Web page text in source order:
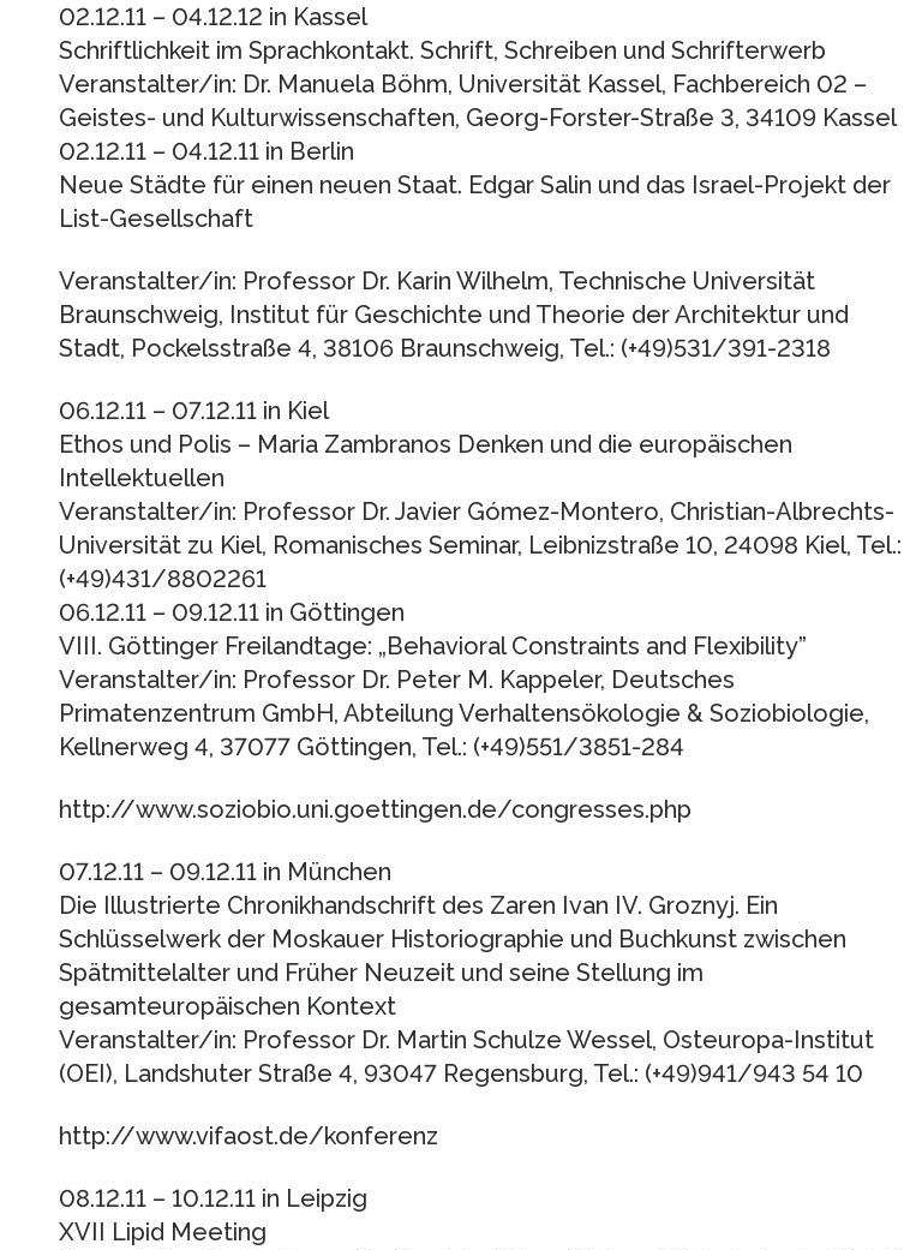
02.12.11 – 04.12.12 in Kassel
Schriftlichkeit im Sprachkontakt. Schrift, Schreiben und Schrifterwerb
Veranstalter/in: Dr. Manuela Böhm, Universität Kassel, Fachbereich 02 –
Geistes- und Kulturwissenschaften, Georg-Forster-Straße 3, 34109 Kassel
02.12.11 – 04.12.11 in Berlin
Neue Städte für einen neuen Staat. Edgar Salin und das Israel-Projekt der
List-Gesellschaft
Veranstalter/in: Professor Dr. Karin Wilhelm, Technische Universität
Braunschweig, Institut für Geschichte und Theorie der Architektur und
Stadt, Pockelsstraße 4, 38106 Braunschweig, Tel.: (+49)531/391-2318
06.12.11 – 07.12.11 in Kiel
Ethos und Polis – Maria Zambranos Denken und die europäischen
Intellektuellen
Veranstalter/in: Professor Dr. Javier Gómez-Montero, Christian-Albrechts-
Universität zu Kiel, Romanisches Seminar, Leibnizstraße 10, 24098 Kiel, Tel.:
(+49)431/8802261
06.12.11 – 09.12.11 in Göttingen
VIII. Göttinger Freilandtage: „Behavioral Constraints and Flexibility”
Veranstalter/in: Professor Dr. Peter M. Kappeler, Deutsches
Primatenzentrum GmbH, Abteilung Verhaltensökologie & Soziobiologie,
Kellnerweg 4, 37077 Göttingen, Tel.: (+49)551/3851-284
http://www.soziobio.uni.goettingen.de/congresses.php
07.12.11 – 09.12.11 in München
Die Illustrierte Chronikhandschrift des Zaren Ivan IV. Groznyj. Ein
Schlüsselwerk der Moskauer Historiographie und Buchkunst zwischen
Spätmittelalter und Früher Neuzeit und seine Stellung im
gesamteuropäischen Kontext
Veranstalter/in: Professor Dr. Martin Schulze Wessel, Osteuropa-Institut
(OEI), Landshuter Straße 4, 93047 Regensburg, Tel.: (+49)941/943 54 10
http://www.vifaost.de/konferenz
08.12.11 – 10.12.11 in Leipzig
XVII Lipid Meeting